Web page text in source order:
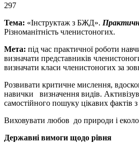
297
Тема: «Інструктаж з БЖД».
Різноманітність членистоногих.
Мета: під час практичної роботи
визначати представників
визначати класи членистоногих за
Розвивати критичне мислення,
навички визначення видів.
самостійного пошуку цікавих фактів
Виховувати любов до природи і
Державні вимоги щодо рівня